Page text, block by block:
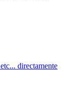
directamente